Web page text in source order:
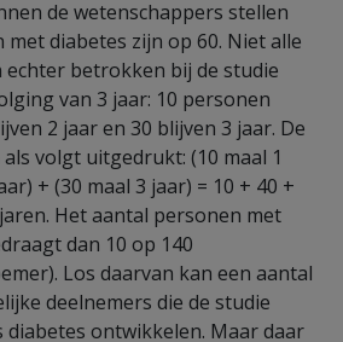
de wetenschappers stellen
diabetes zijn op 60. Niet alle
echter betrokken bij de studie
van 3 jaar: 10 personen
2 jaar en 30 blijven 3 jaar. De
volgt uitgedrukt: (10 maal 1
+ (30 maal 3 jaar) = 10 + 40 +
Het aantal personen met
dan 10 op 140
Los daarvan kan een aantal
deelnemers die de studie
diabetes ontwikkelen. Maar daar